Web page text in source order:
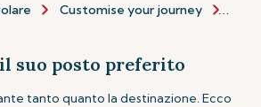
Customise your journey
suo posto preferito
tanto quanto la destinazione. Ecco